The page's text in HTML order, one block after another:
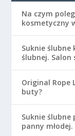
Na czym
kosmetyczny
Suknie
ślubnej. Salon
Original Rope
buty?
Suknie
panny